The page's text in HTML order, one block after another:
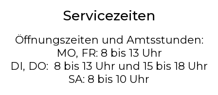
Servicezeiten
Öffnungszeiten und Amtsstunden:
MO, FR: 8 bis 13 Uhr
DI, DO: 8 bis 13 Uhr und 15 bis 18 Uhr
SA: 8 bis 10 Uhr